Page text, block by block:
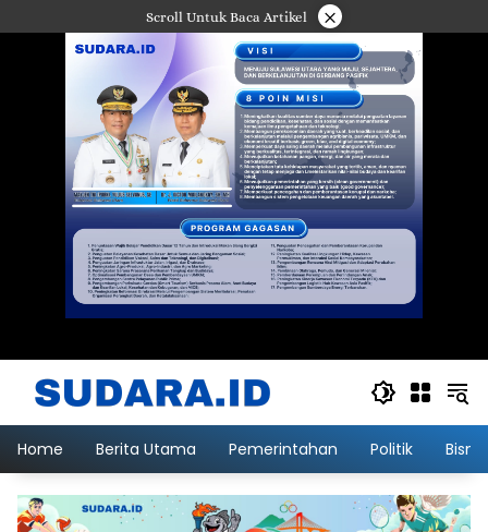
ke
Scroll Untuk Baca Artikel ×
Home Berita Utama Pemerintahan Politik